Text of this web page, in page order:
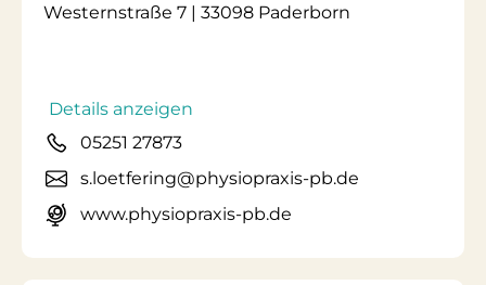
Westernstraße 7 | 33098 Paderborn
Details anzeigen
05251 27873
s.loetfering@physiopraxis-pb.de
www.physiopraxis-pb.de